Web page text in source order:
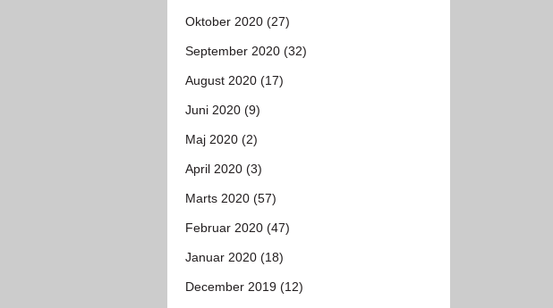
Oktober 2020 (27)
September 2020 (32)
August 2020 (17)
Juni 2020 (9)
Maj 2020 (2)
April 2020 (3)
Marts 2020 (57)
Februar 2020 (47)
Januar 2020 (18)
December 2019 (12)